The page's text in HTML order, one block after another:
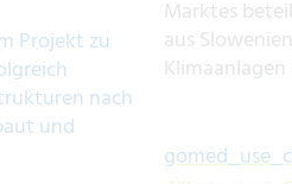
Projekt zu
nach
und
Marktes
aus